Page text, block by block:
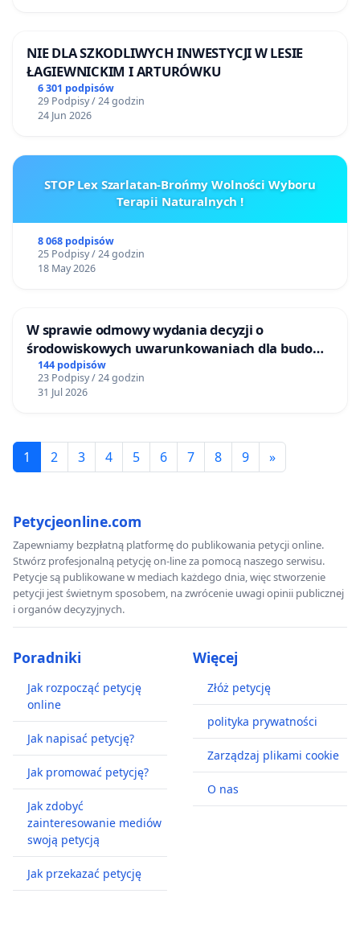
NIE DLA SZKODLIWYCH INWESTYCJI W LESIE
ŁAGIEWNICKIM I ARTURÓWKU
6 301 podpisów
29 Podpisy / 24 godzin
24 Jun 2026
STOP Lex Szarlatan-Brońmy Wolności Wyboru
Terapii Naturalnych !
8 068 podpisów
25 Podpisy / 24 godzin
18 May 2026
W sprawie odmowy wydania decyzji o
środowiskowych uwarunkowaniach dla budowy
zakładu wytwarzania biometanu „Krynki” w
Ostrowiu Południowym oraz ochrony
mieszkańców i Puszczy Knyszyńskiej
144 podpisów
23 Podpisy / 24 godzin
31 Jul 2026
1 2 3 4 5 6 7 8 9 »
Petycjeonline.com
Zapewniamy bezpłatną platformę do publikowania petycji online.
Stwórz profesjonalną petycję on-line za pomocą naszego serwisu.
Petycje są publikowane w mediach każdego dnia, więc stworzenie
petycji jest świetnym sposobem, na zwrócenie uwagi opinii publicznej
i organów decyzyjnych.
Poradniki
Jak rozpocząć petycję
online
Jak napisać petycję?
Jak promować petycję?
Jak zdobyć
zainteresowanie mediów
swoją petycją
Jak przekazać petycję
Więcej
Złóż petycję
polityka prywatności
Zarządzaj plikami cookie
O nas